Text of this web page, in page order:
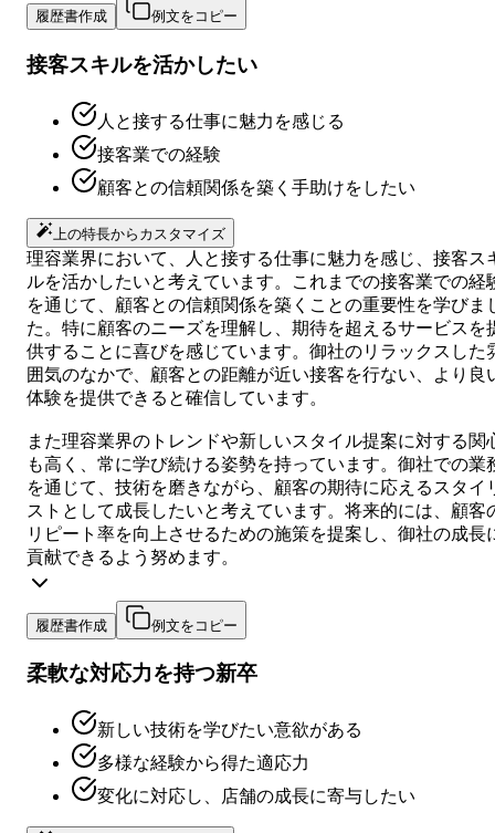
履歴書作成 例文をコピー
接客スキルを活かしたい
人と接する仕事に魅力を感じる
接客業での経験
顧客との信頼関係を築く手助けをしたい
上の特長からカスタマイズ
理容業界において、人と接する仕事に魅力を感じ、接客ス
ルを活かしたいと考えています。これまでの接客業での経
を通じて、顧客との信頼関係を築くことの重要性を学びま
た。特に顧客のニーズを理解し、期待を超えるサービスを
供することに喜びを感じています。御社のリラックスした
囲気のなかで、顧客との距離が近い接客を行ない、より良
体験を提供できると確信しています。
また理容業界のトレンドや新しいスタイル提案に対する関
も高く、常に学び続ける姿勢を持っています。御社での業
を通じて、技術を磨きながら、顧客の期待に応えるスタイ
ストとして成長したいと考えています。将来的には、顧客
リピート率を向上させるための施策を提案し、御社の成長
貢献できるよう努めます。
履歴書作成 例文をコピー
柔軟な対応力を持つ新卒
新しい技術を学びたい意欲がある
多様な経験から得た適応力
変化に対応し、店舗の成長に寄与したい